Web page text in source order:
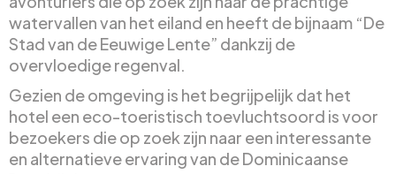
watervallen van het eiland en heeft de bijnaam “De
Stad van de Eeuwige Lente” dankzij de
overvloedige regenval.
Gezien de omgeving is het begrijpelijk dat het
hotel een eco-toeristisch toevluchtsoord is voor
bezoekers die op zoek zijn naar een interessante
en alternatieve ervaring van de Dominicaanse